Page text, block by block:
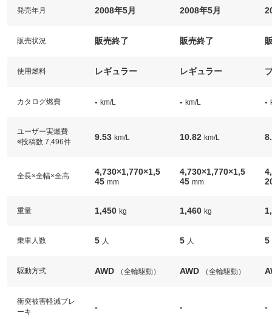
発売年月 2008年5月 2008年5月
販売状況 販売終了 販売終了
使用燃料 レギュラー レギュラー
カタログ燃費 - km/L - km/L -
ユーザー実燃費
※投稿数 7,496件
9.53 km/L 10.82 km/L
全長×全幅×全高
4,730×1,770×1,5
45 mm
4,730×1,770×1,5
45 mm
重量 1,450 kg 1,460 kg
乗車人数 5 人 5 人 5
駆動方式 AWD （全輪駆動） AWD （全輪駆動）
衝突被害軽減ブレ
ーキ
- - -